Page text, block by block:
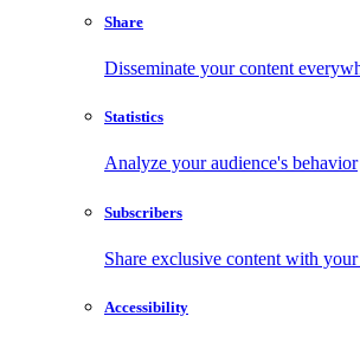
Share
Disseminate your content
Statistics
Analyze your audience's behavior
Subscribers
Share exclusive content with
Accessibility